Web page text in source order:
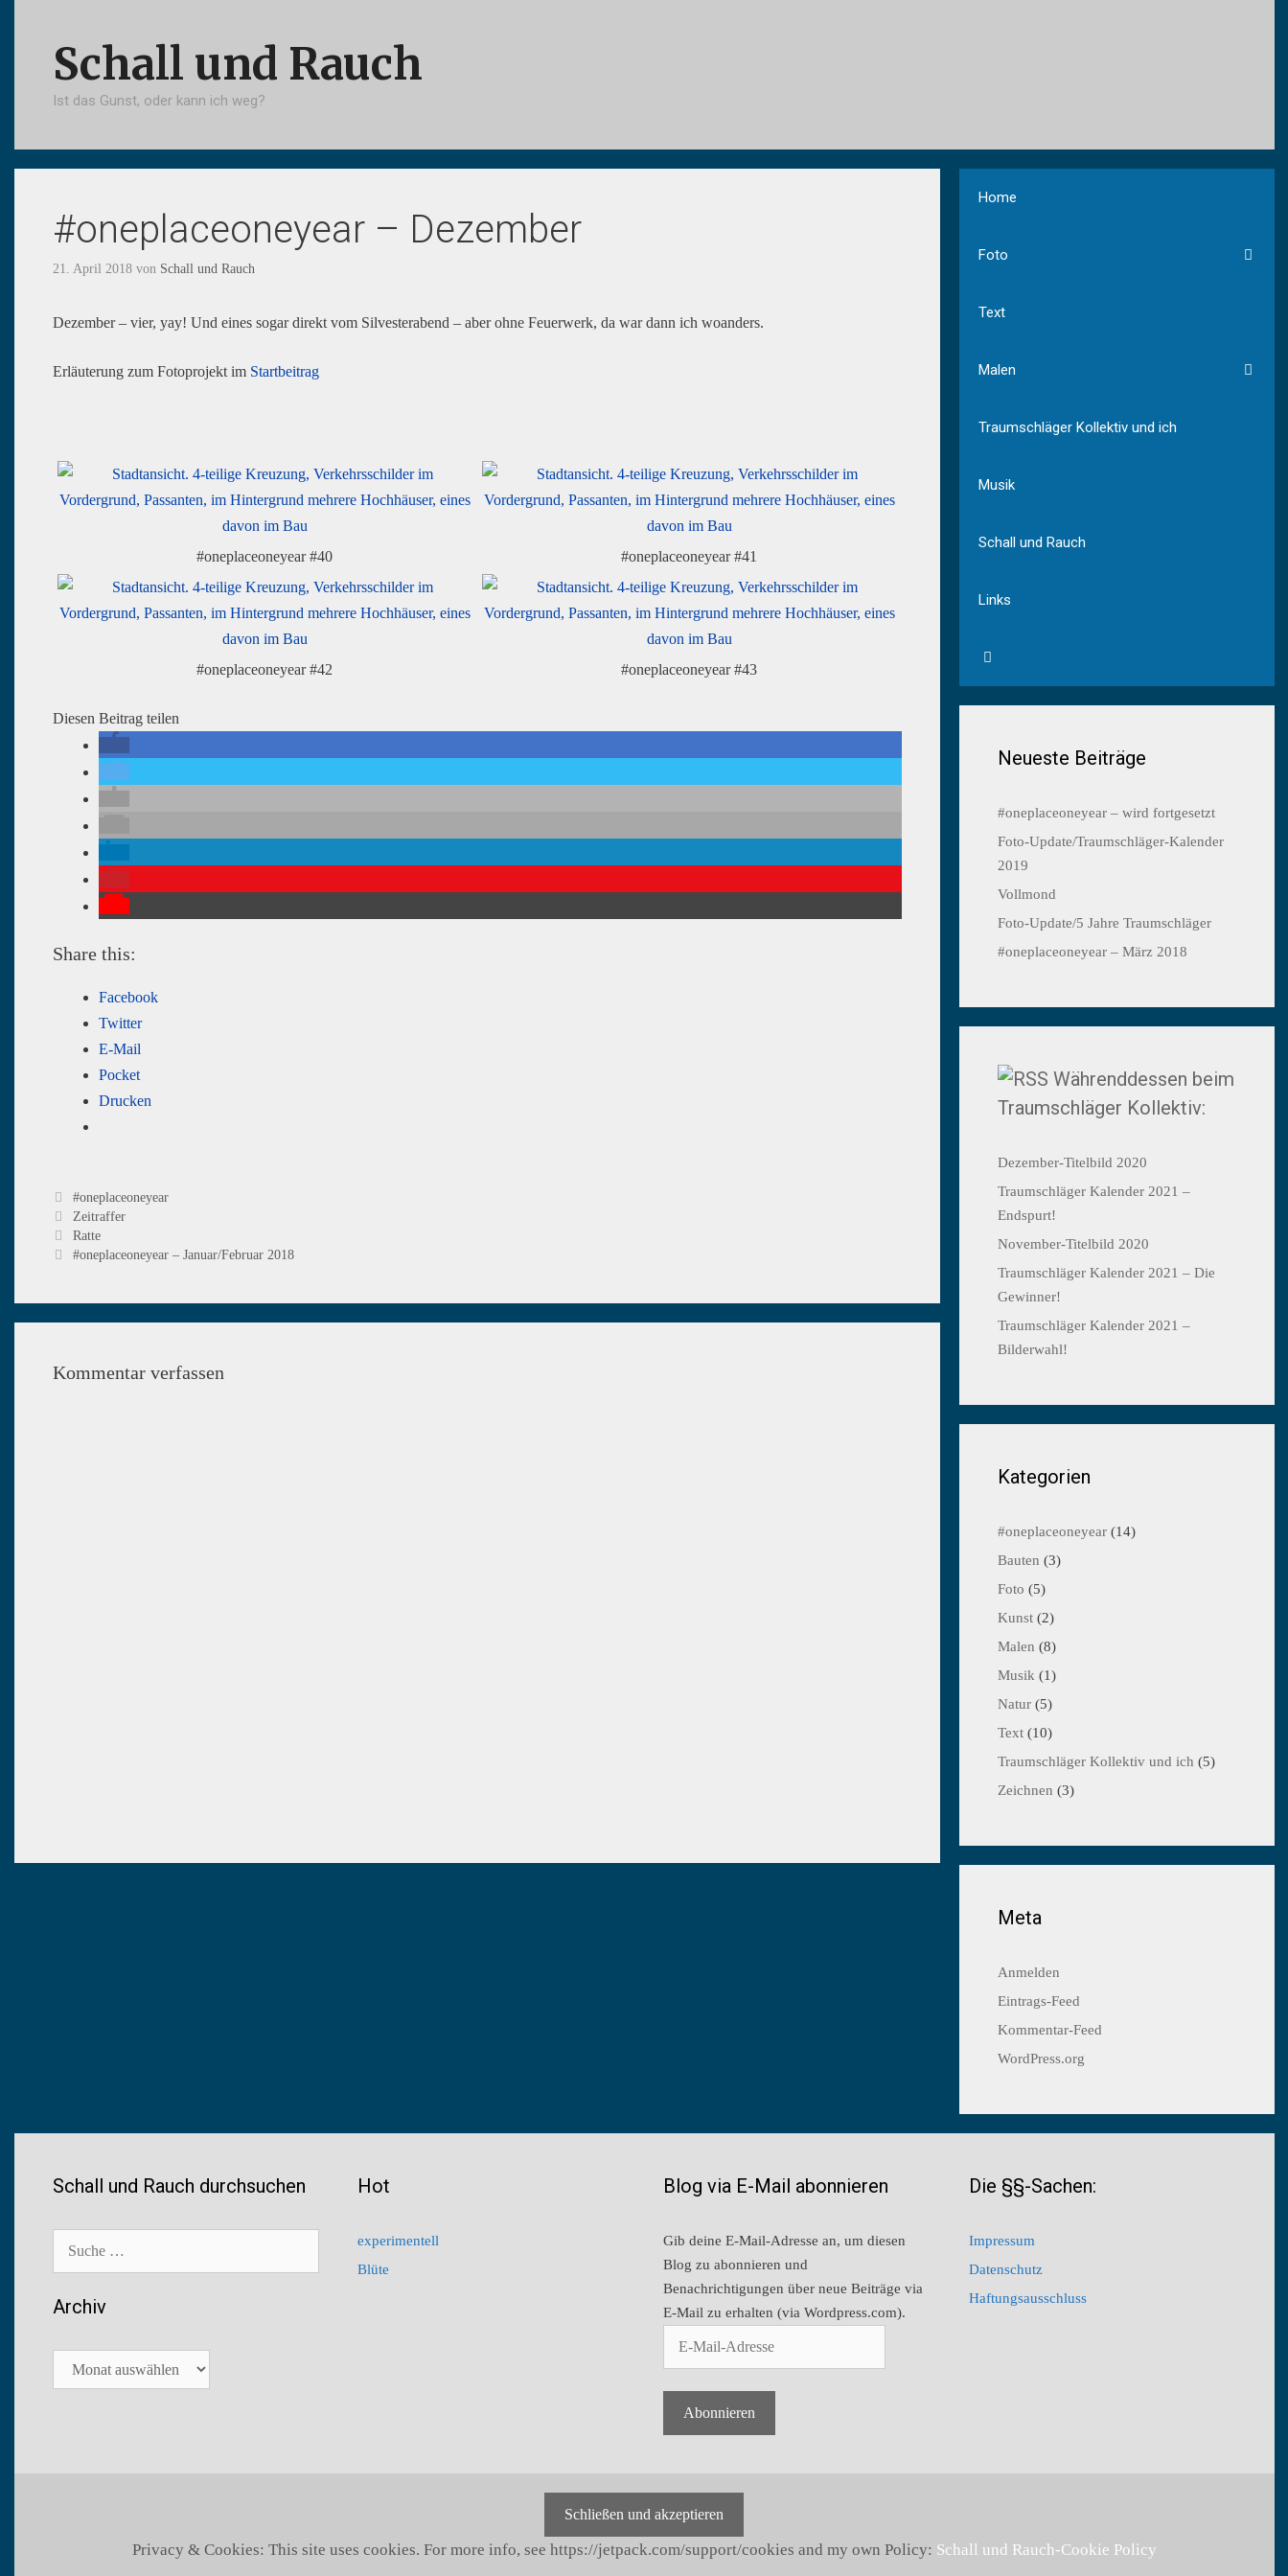
Schall und Rauch
Ist das Gunst, oder kann ich weg?
#oneplaceoneyear – Dezember
21. April 2018 von Schall und Rauch
Dezember – vier, yay! Und eines sogar direkt vom Silvesterabend – aber ohne Feuerwerk, da war dann ich woanders.
Erläuterung zum Fotoprojekt im Startbeitrag
#oneplaceoneyear #40 #oneplaceoneyear #41
#oneplaceoneyear #42 #oneplaceoneyear #43
Diesen Beitrag teilen
Share this:
Facebook
Twitter
E-Mail
Pocket
Drucken
Kategorien
#oneplaceoneyear
Schlagwörter
Zeitraffer
Beitrags-
Navigation
Ratte
#oneplaceoneyear – Januar/Februar 2018
Kommentar verfassen
Home
Foto
Text
Malen
Traumschläger Kollektiv und ich
Musik
Schall und Rauch
Links
Neueste Beiträge
#oneplaceoneyear – wird fortgesetzt
Foto-Update/Traumschläger-Kalender
2019
Vollmond
Foto-Update/5 Jahre Traumschläger
#oneplaceoneyear – März 2018
Währenddessen beim
Traumschläger Kollektiv:
Dezember-Titelbild 2020
Traumschläger Kalender 2021 –
Endspurt!
November-Titelbild 2020
Traumschläger Kalender 2021 – Die
Gewinner!
Traumschläger Kalender 2021 –
Bilderwahl!
Kategorien
#oneplaceoneyear(14)
Bauten (3)
Foto (5)
Kunst(2)
Malen (8)
Musik (1)
Natur(5)
Text(10)
Traumschläger Kollektiv und ich (5)
Zeichnen (3)
Meta
Anmelden
Eintrags-Feed
Kommentar-Feed
WordPress.org
Schall und Rauch durchsuchen
Archiv
Hot
experimentell
Blüte
Blog via E-Mail abonnieren
Gib deine E-Mail-Adresse an, um diesen
Blog zu abonnieren und
Benachrichtigungen über neue Beiträge via
E-Mail zu erhalten (via Wordpress.com).
Abonnieren
Die §§-Sachen:
Impressum
Datenschutz
Haftungsausschluss
Privacy & Cookies: This site uses cookies. For more info, see https://jetpack.com/support/cookies and my own Policy: Schall und Rauch-Cookie Policy